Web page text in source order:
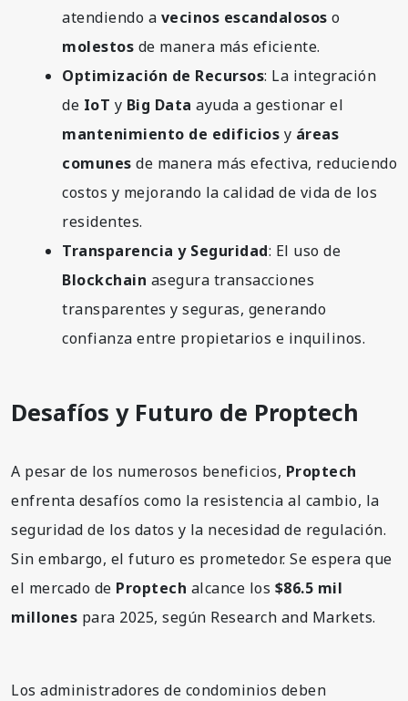
atendiendo a vecinos escandalosos o
molestos de manera más eficiente.
Optimización de Recursos: La integración
de IoT y Big Data ayuda a gestionar el
mantenimiento de edificios y áreas
comunes de manera más efectiva, reduciendo
costos y mejorando la calidad de vida de los
residentes.
Transparencia y Seguridad: El uso de
Blockchain asegura transacciones
transparentes y seguras, generando
confianza entre propietarios e inquilinos.
Desafíos y Futuro de Proptech
A pesar de los numerosos beneficios, Proptech
enfrenta desafíos como la resistencia al cambio, la
seguridad de los datos y la necesidad de regulación.
Sin embargo, el futuro es prometedor. Se espera que
el mercado de Proptech alcance los $86.5 mil
millones para 2025, según Research and Markets.
Los administradores de condominios deben